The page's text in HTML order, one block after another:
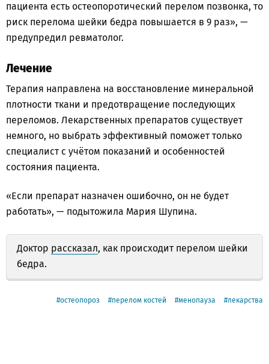
пациента есть остеопоротический перелом позвонка, то
риск перелома шейки бедра повышается в 9 раз», —
предупредил ревматолог.
Лечение
Терапия направлена на восстановление минеральной
плотности ткани и предотвращение последующих
переломов. Лекарственных препаратов существует
немного, но выбрать эффективный поможет только
специалист с учётом показаний и особенностей
состояния пациента.
«Если препарат назначен ошибочно, он не будет
работать», — подытожила Мария Шупина.
Доктор рассказал, как происходит перелом шейки
бедра.
остеопороз перелом костей менопауза лекарства